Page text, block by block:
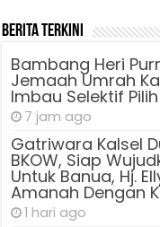
Berita Terkini
Bambang Heri
Jemaah Umrah
Imbau Selektif
7 jam ago
Gatriwara Kalsel
BKOW, Siap
Untuk Banua, Hj.
Amanah Dengan
1 hari ago